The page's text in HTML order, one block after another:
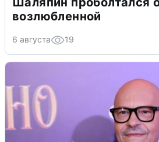
возлюбленной
6 августа 19